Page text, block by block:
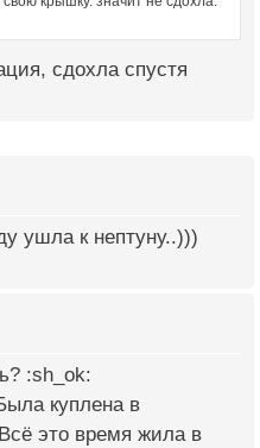
сдохла спустя
ушла к нептуну..)))
:sh_ok:
куплена в
это время жила в